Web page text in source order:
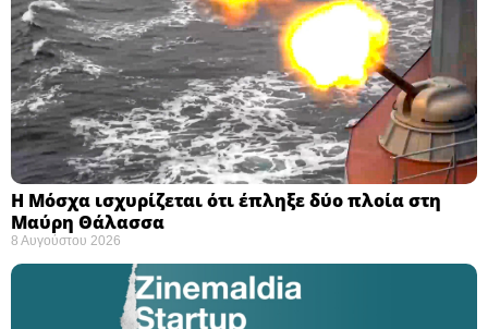
Η Μόσχα ισχυρίζεται ότι έπληξε δύο πλοία στη
Μαύρη Θάλασσα ​
8 Αυγούστου 2026